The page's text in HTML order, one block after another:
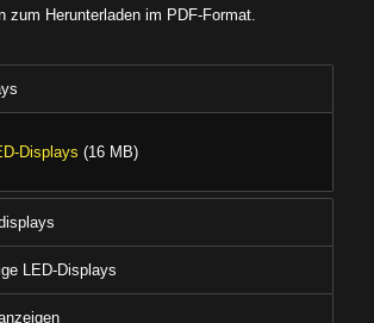
zum Herunterladen im PDF-Format.
Displays (16 MB)
LED-Displays